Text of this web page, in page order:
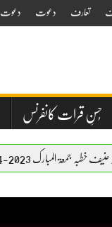
تعارف دعوت دعوت
حُسنِ قرات کانفرنس
2023-04-21